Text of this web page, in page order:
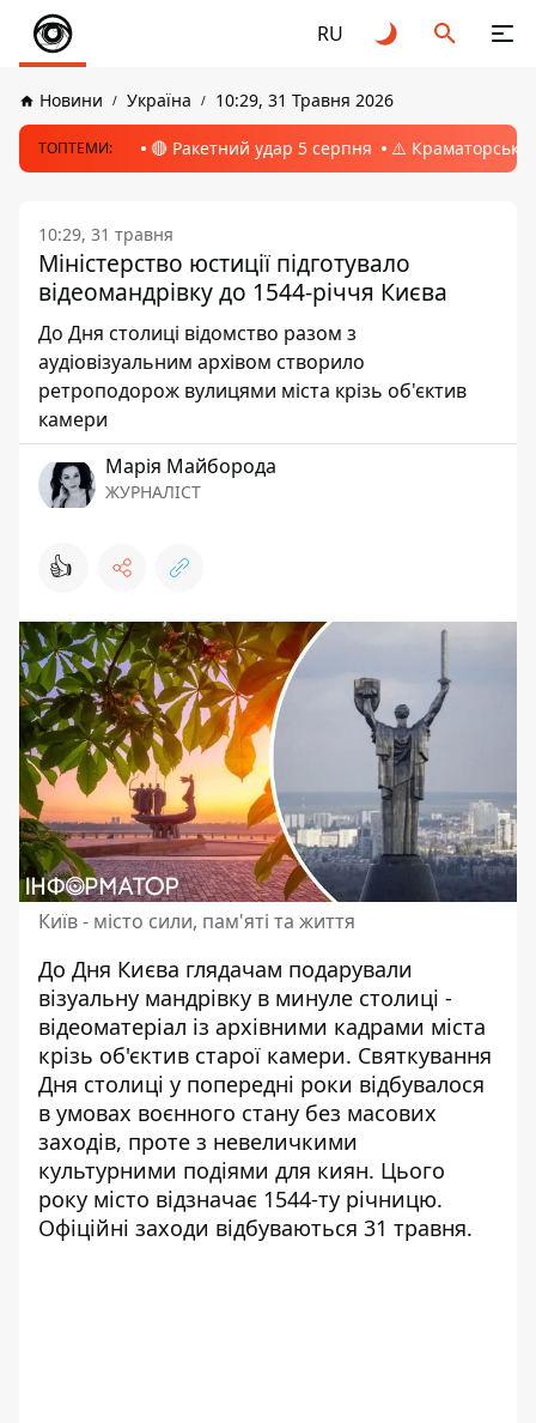
RU
Новини Україна 10:29, 31 Травня 2026
ТОПТЕМИ: 🔴 Ракетний удар 5 серпня ⚠️ Краматорськ,
10:29, 31 травня
Міністерство юстиції підготувало
відеомандрівку до 1544-річчя Києва
До Дня столиці відомство разом з
аудіовізуальним архівом створило
ретроподорож вулицями міста крізь об'єктив
камери
Марія Майборода
ЖУРНАЛІСТ
👍
Київ - місто сили, пам'яті та життя
До Дня Києва глядачам подарували
візуальну мандрівку в минуле столиці -
відеоматеріал із архівними кадрами міста
крізь об'єктив старої камери. Святкування
Дня столиці у попередні роки відбувалося
в умовах воєнного стану без масових
заходів, проте з невеличкими
культурними подіями для киян. Цього
року місто відзначає 1544-ту річницю.
Офіційні заходи відбуваються 31 травня.